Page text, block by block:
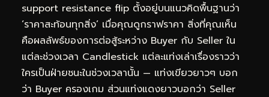
support resistance flip ตั้งอยู่บนแนวคิดพื้นฐานว่า
‘ราคาสะท้อนทุกสิ่ง’ เมื่อคุณดูกราฟราคา สิ่งที่คุณเห็น
คือผลลัพธ์ของการต่อสู้ระหว่าง Buyer กับ Seller ใน
แต่ละช่วงเวลา Candlestick แต่ละแท่งเล่าเรื่องราวว่า
ใครเป็นฝ่ายชนะในช่วงเวลานั้น — แท่งเขียวยาวๆ บอก
ว่า Buyer ครองเกม ส่วนแท่งแดงยาวบอกว่า Seller